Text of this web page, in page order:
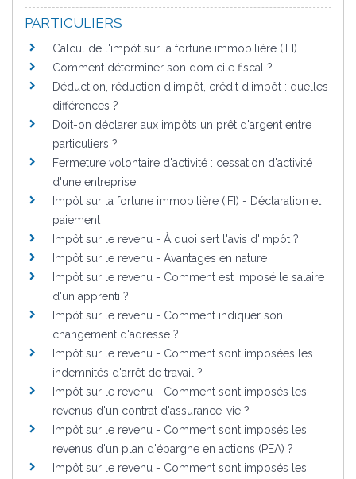
PARTICULIERS
Calcul de l'impôt sur la fortune immobilière (IFI)
Comment déterminer son domicile fiscal ?
Déduction, réduction d'impôt, crédit d'impôt : quelles
différences ?
Doit-on déclarer aux impôts un prêt d'argent entre
particuliers ?
Fermeture volontaire d'activité : cessation d'activité
d'une entreprise
Impôt sur la fortune immobilière (IFI) - Déclaration et
paiement
Impôt sur le revenu - À quoi sert l'avis d'impôt ?
Impôt sur le revenu - Avantages en nature
Impôt sur le revenu - Comment est imposé le salaire
d'un apprenti ?
Impôt sur le revenu - Comment indiquer son
changement d'adresse ?
Impôt sur le revenu - Comment sont imposées les
indemnités d'arrêt de travail ?
Impôt sur le revenu - Comment sont imposés les
revenus d'un contrat d'assurance-vie ?
Impôt sur le revenu - Comment sont imposés les
revenus d'un plan d'épargne en actions (PEA) ?
Impôt sur le revenu - Comment sont imposés les